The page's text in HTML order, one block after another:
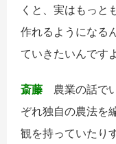
くと、実はもっと
作れるようになる
ていきたいんです
斎藤 農業の話で
ぞれ独自の農法を
観を持っていたり